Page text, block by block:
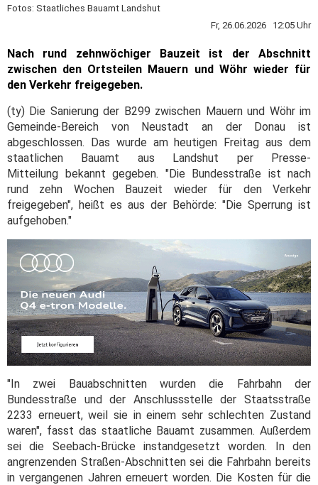
Fotos: Staatliches Bauamt Landshut
Fr, 26.06.2026 12:05 Uhr
Nach rund zehnwöchiger Bauzeit ist der Abschnitt
zwischen den Ortsteilen Mauern und Wöhr wieder für
den Verkehr freigegeben.
(ty) Die Sanierung der B299 zwischen Mauern und Wöhr im
Gemeinde-Bereich von Neustadt an der Donau ist
abgeschlossen. Das wurde am heutigen Freitag aus dem
staatlichen Bauamt aus Landshut per Presse-
Mitteilung bekannt gegeben. "Die Bundesstraße ist nach
rund zehn Wochen Bauzeit wieder für den Verkehr
freigegeben", heißt es aus der Behörde: "Die Sperrung ist
aufgehoben."
"In zwei Bauabschnitten wurden die Fahrbahn der
Bundesstraße und der Anschlussstelle der Staatsstraße
2233 erneuert, weil sie in einem sehr schlechten Zustand
waren", fasst das staatliche Bauamt zusammen. Außerdem
sei die Seebach-Brücke instandgesetzt worden. In den
angrenzenden Straßen-Abschnitten sei die Fahrbahn bereits
in vergangenen Jahren erneuert worden. Die Kosten für die